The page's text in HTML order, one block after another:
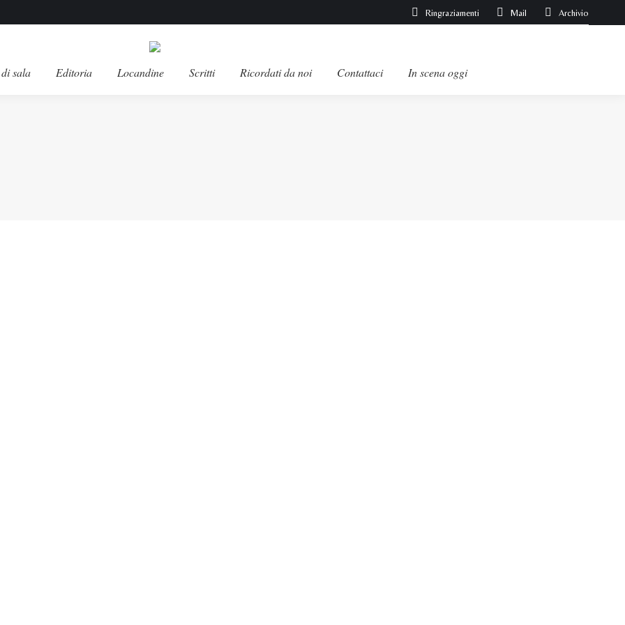
Ringraziamenti Mail Archivio
sala Editoria Locandine Scritti Ricordati da noi Contattaci In scena oggi